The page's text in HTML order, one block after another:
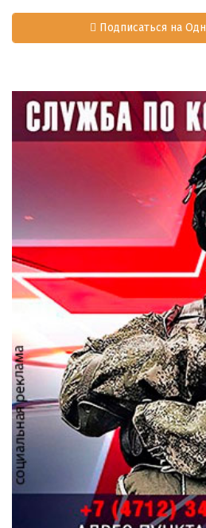
Подписаться на